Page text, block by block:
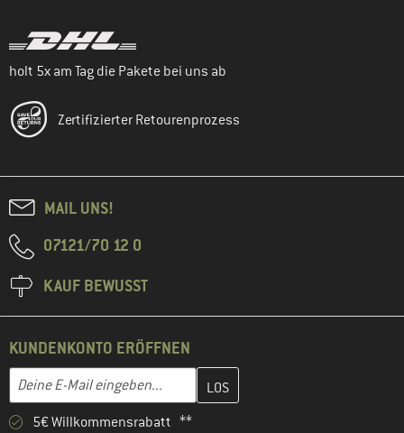
holt 5x am Tag die Pakete bei uns ab
Zertifizierter Retourenprozess
MAIL UNS!
07121/70 12 0
KAUF BEWUSST
KUNDENKONTO ERÖFFNEN
Deine E-Mail eingeben...
Gib hier deine E-Mail-Adresse ein und erstelle im nächsten
5€ Willkommensrabatt **